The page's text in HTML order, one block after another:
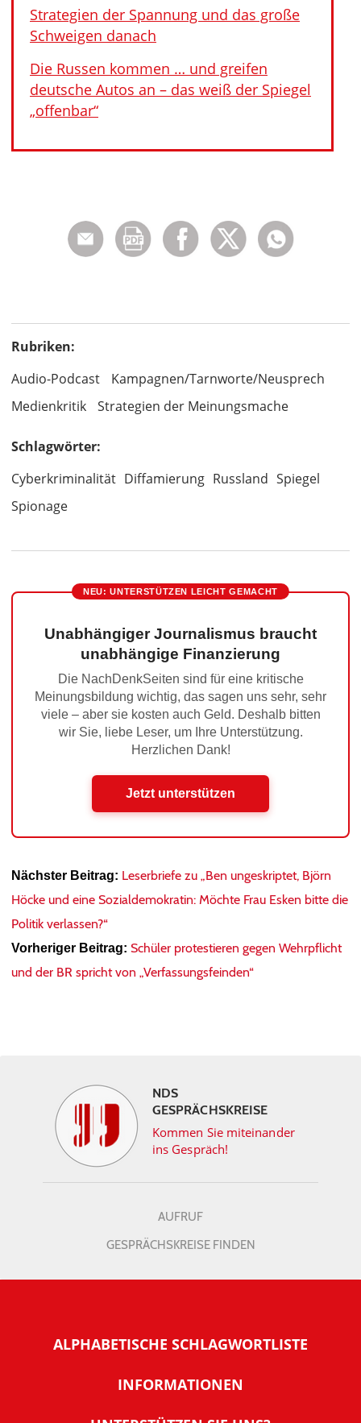
Strategien der Spannung und das große
Schweigen danach
Die Russen kommen … und greifen
deutsche Autos an – das weiß der Spiegel
„offenbar“
Rubriken:
Audio-Podcast
Kampagnen/Tarnworte/Neusprech
Medienkritik
Strategien der Meinungsmache
Schlagwörter:
Cyberkriminalität Diffamierung Russland Spiegel
Spionage
NEU: UNTERSTÜTZEN LEICHT GEMACHT
Unabhängiger Journalismus braucht
unabhängige Finanzierung
Die NachDenkSeiten sind für eine kritische
Meinungsbildung wichtig, das sagen uns sehr, sehr
viele – aber sie kosten auch Geld. Deshalb bitten
wir Sie, liebe Leser, um Ihre Unterstützung.
Herzlichen Dank!
Jetzt unterstützen
Nächster Beitrag: Leserbriefe zu „Ben ungeskriptet, Björn
Höcke und eine Sozialdemokratin: Möchte Frau Esken bitte die
Politik verlassen?“
Vorheriger Beitrag: Schüler protestieren gegen Wehrpflicht
und der BR spricht von „Verfassungsfeinden“
NDS
GESPRÄCHSKREISE
Kommen Sie miteinander
ins Gespräch!
AUFRUF
GESPRÄCHSKREISE FINDEN
ALPHABETISCHE SCHLAGWORTLISTE
INFORMATIONEN
Warum NachDenkSeiten